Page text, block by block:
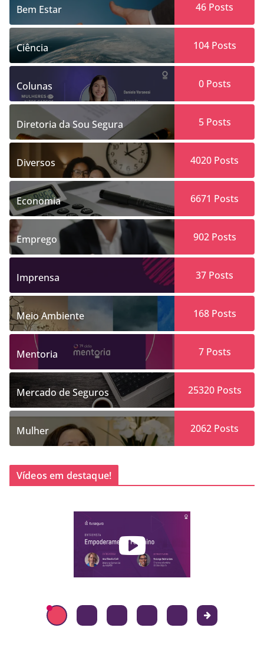
Bem Estar 46 Posts
Ciência 104Posts
Colunas 0Posts
Diretoria da Sou Segura 5Posts
Diversos 4020 Posts
Economia 6671 Posts
Emprego 902Posts
Imprensa 37 Posts
Meio Ambiente 168Posts
Mentoria 7Posts
Mercado de Seguros 25320Posts
Mulher 2062 Posts
Vídeos em destaque!